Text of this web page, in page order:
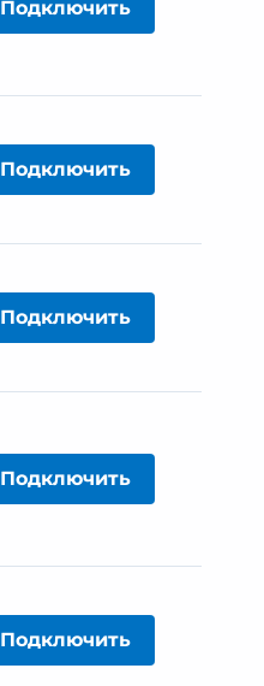
Подключить
Подключить
Подключить
Подключить
Подключить